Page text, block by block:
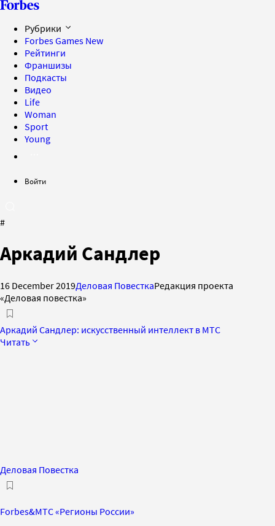
Рубрики
Forbes Games New
Рейтинги
Франшизы
Подкасты
Видео
Life
Woman
Sport
Young
Войти
#
Аркадий Сандлер
16 December 2019Деловая ПовесткаРедакция проекта
«Деловая повестка»
Аркадий Сандлер: искусственный интеллект в МТС
Читать
Деловая Повестка
Forbes&МТС «Регионы России»